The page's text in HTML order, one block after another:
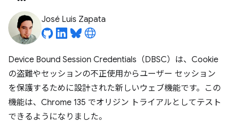
José Luis Zapata
Device Bound Session Credentials（DBSC）は、Cookie
の盗難やセッションの不正使用からユーザー セッション
を保護するために設計された新しいウェブ機能です。この
機能は、Chrome 135 でオリジン トライアルとしてテスト
できるようになりました。